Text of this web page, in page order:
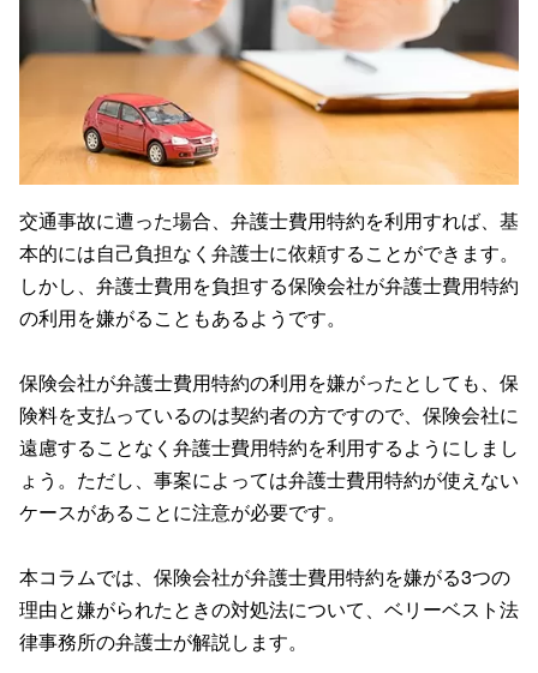
交通事故に遭った場合、弁護士費用特約を利用すれば、基
本的には自己負担なく弁護士に依頼することができます。
しかし、弁護士費用を負担する保険会社が弁護士費用特約
の利用を嫌がることもあるようです。
保険会社が弁護士費用特約の利用を嫌がったとしても、保
険料を支払っているのは契約者の方ですので、保険会社に
遠慮することなく弁護士費用特約を利用するようにしまし
ょう。ただし、事案によっては弁護士費用特約が使えない
ケースがあることに注意が必要です。
本コラムでは、保険会社が弁護士費用特約を嫌がる3つの
理由と嫌がられたときの対処法について、ベリーベスト法
律事務所の弁護士が解説します。